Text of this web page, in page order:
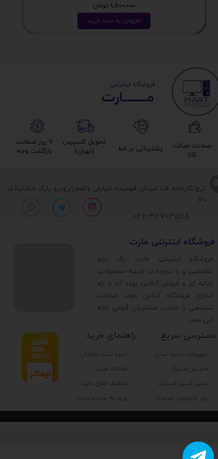
۹,۵۰۰,۰۰۰ تومان
افزودن به سبد خرید
​​کرج/کارخانه قند/میدان فهمیده خیابان والفجر/روبرو پارک قناد/پلاک
120
تجهیزات ذخیره سازی
مانیتور استوک
مینی کیس استوک
پاور کامپیوتر استوک
دسترسی سریع راهنمای خرید
نحوه ثبت سفارش
مقالات مارت
تخفیف های مارت
ورود به سایت مارت
​فروشگاه اینترنتی مارت
​فروشگاه اینترنتی مارت یک تیم
تخصصی و با تجربه در زمینه محصولات
رایانه ای و فروش آنلاین بوده که با راه
اندازی فروشگاه آنلاین خود، خدمات
تخصصی را خدمت مشتریان گرامی ارائه
می دهد.
026-32703568
مــــــــارت​​​​​​
​ ​فروشگاه اینترنتی
۷ روز ضمانت
بازگشت وجه​​​​​​​
تحویل اکسپرس
(تهران)​​​​​​​
پشتیبانی بر خط​​​​​​​
ضمانت اصالت
کالا​​​​​​​